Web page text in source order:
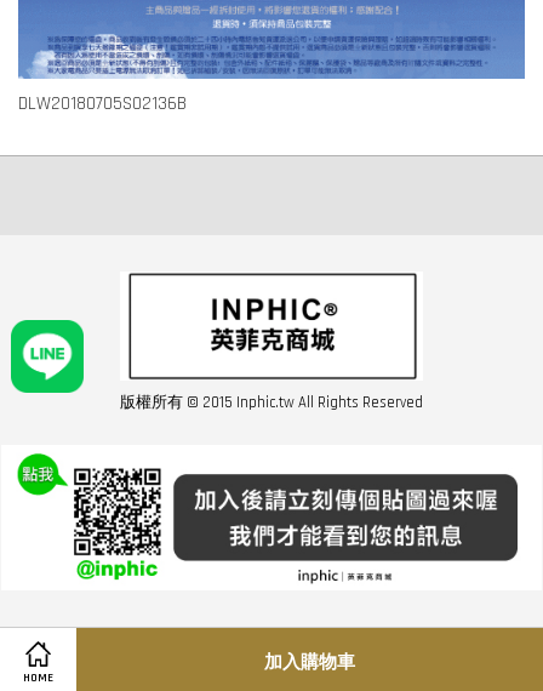
HOME
加入購物車
DLW20180705S02136B
版權所有 © 2015 Inphic.tw All Rights Reserved
友站連結inphic營業設備
聯絡我們 02-28852016 如遇商品缺貨或數量不足請與客服聯繫
服務條款| |經營者資訊|